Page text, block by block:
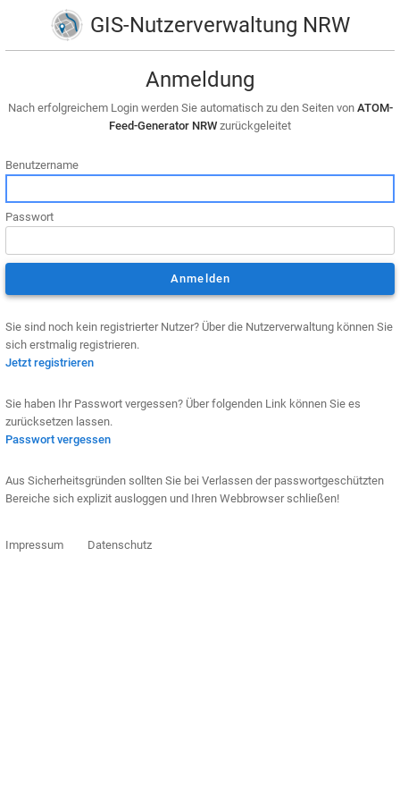
GIS-Nutzerverwaltung NRW
Anmeldung
Nach erfolgreichem Login werden Sie automatisch zu den Seiten von ATOM-
Feed-Generator NRW zurückgeleitet
Benutzername
Passwort
Sie sind noch kein registrierter Nutzer? Über die Nutzerverwaltung können Sie
sich erstmalig registrieren.
Jetzt registrieren
Sie haben Ihr Passwort vergessen? Über folgenden Link können Sie es
zurücksetzen lassen.
Passwort vergessen
Aus Sicherheitsgründen sollten Sie bei Verlassen der passwortgeschützten
Bereiche sich explizit ausloggen und Ihren Webbrowser schließen!
Impressum Datenschutz